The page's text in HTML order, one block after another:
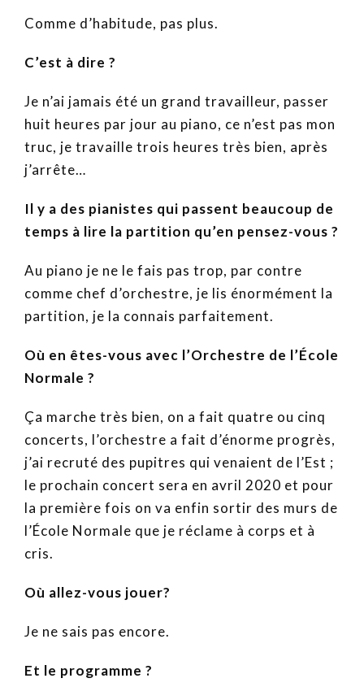
Comme d’habitude, pas plus.
C’est à dire ?
Je n’ai jamais été un grand travailleur, passer
huit heures par jour au piano, ce n’est pas mon
truc, je travaille trois heures très bien, après
j’arrête…
Il y a des pianistes qui passent beaucoup de
temps à lire la partition qu’en pensez-vous ?
Au piano je ne le fais pas trop, par contre
comme chef d’orchestre, je lis énormément la
partition, je la connais parfaitement.
Où en êtes-vous avec l’Orchestre de l’École
Normale ?
Ça marche très bien, on a fait quatre ou cinq
concerts, l’orchestre a fait d’énorme progrès,
j’ai recruté des pupitres qui venaient de l’Est ;
le prochain concert sera en avril 2020 et pour
la première fois on va enfin sortir des murs de
l’École Normale que je réclame à corps et à
cris.
Où allez-vous jouer?
Je ne sais pas encore.
Et le programme ?